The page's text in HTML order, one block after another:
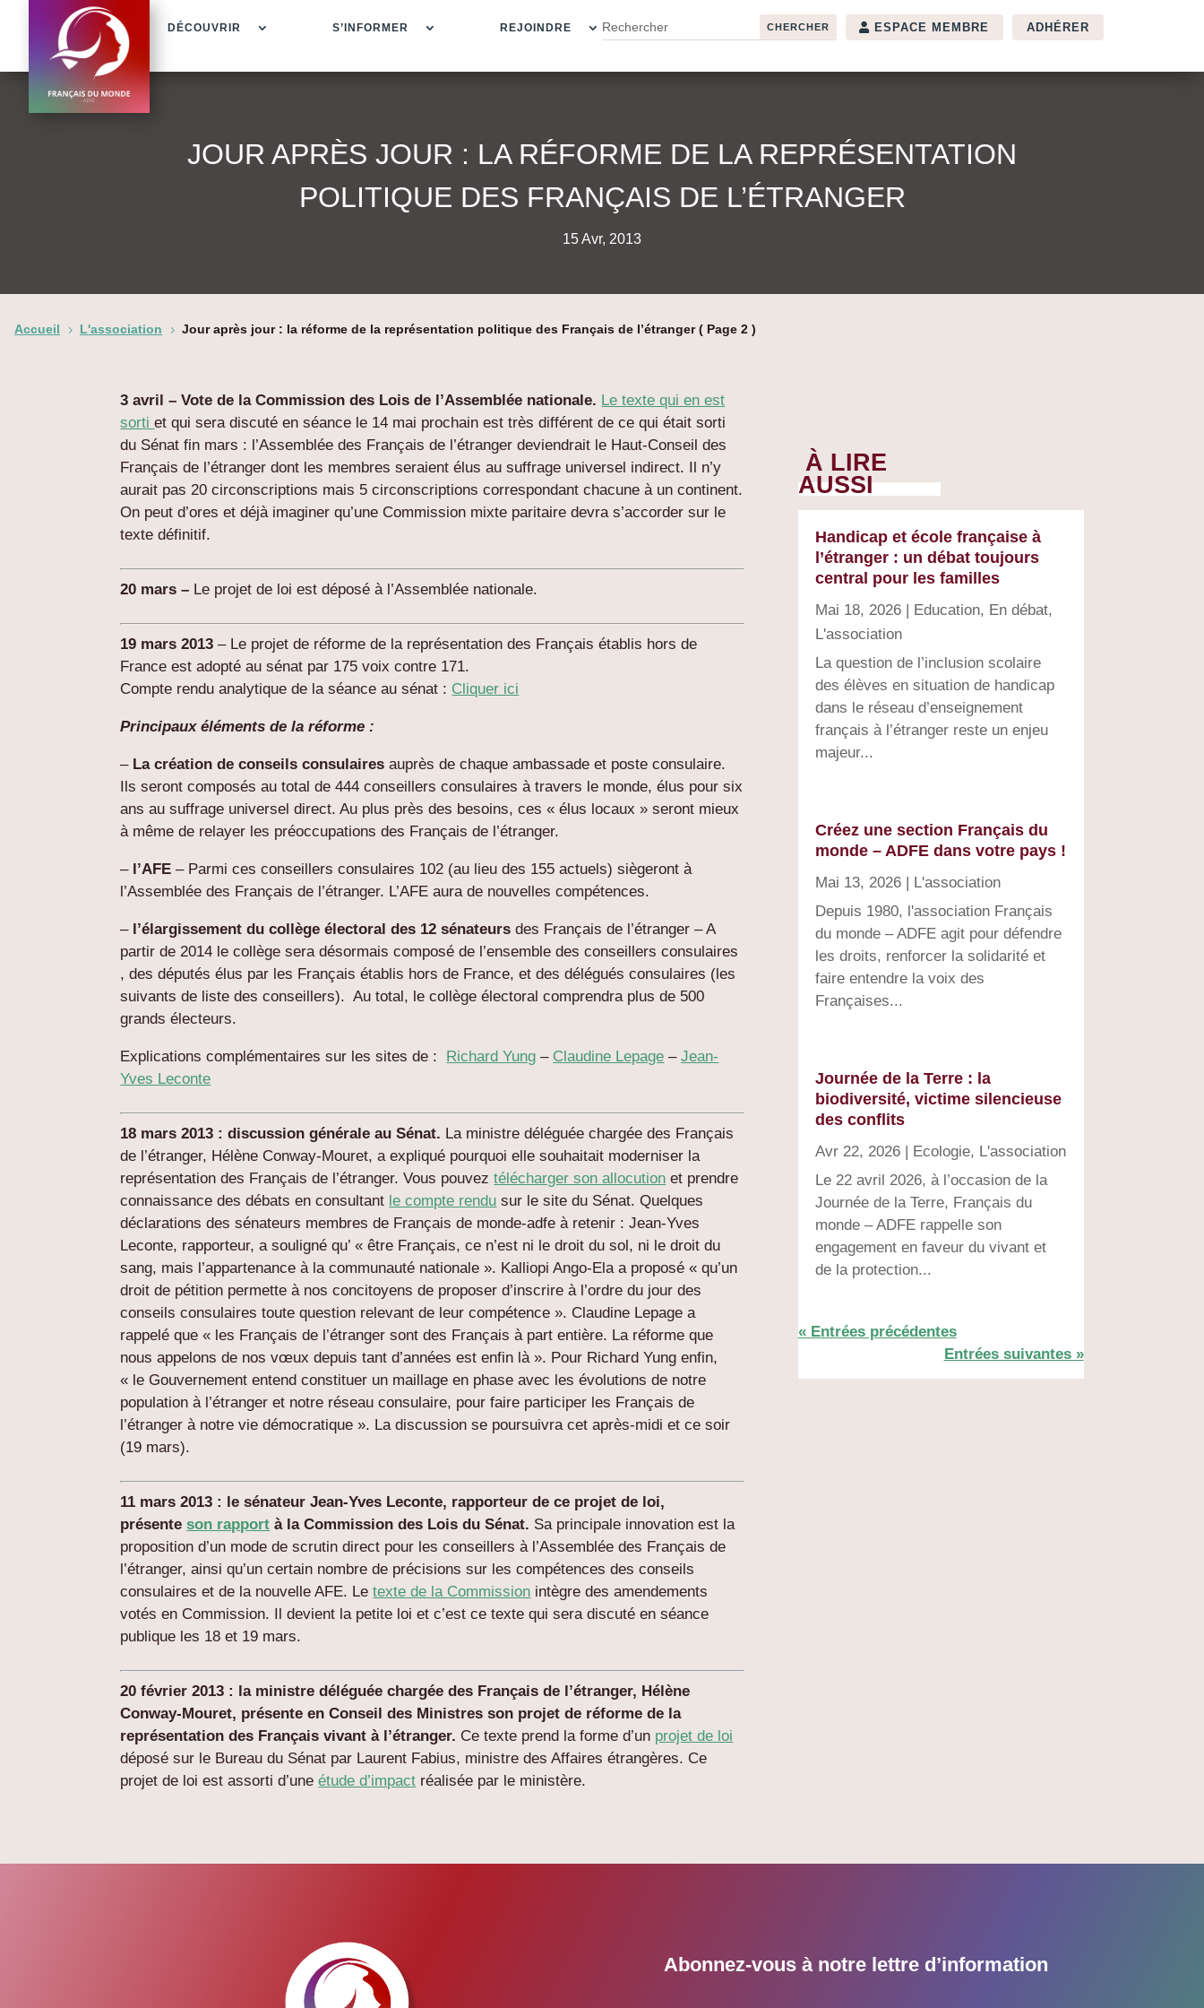
DÉCOUVRIR S’INFORMER REJOINDRE ESPACE MEMBRE ADHÉRER
JOUR APRÈS JOUR : LA RÉFORME DE LA REPRÉSENTATION
POLITIQUE DES FRANÇAIS DE L’ÉTRANGER
15 Avr, 2013
Accueil 5 L'association 5 Jour après jour : la réforme de la représentation politique des Français de l’étranger( Page 2 )
3 avril – Vote de la Commission des Lois de l’Assemblée nationale. Le texte qui en est
sortiet qui sera discuté en séance le 14 mai prochain est très différent de ce qui était sorti
du Sénat fin mars : l’Assemblée des Français de l’étranger deviendrait le Haut-Conseil des
Français de l’étranger dont les membres seraient élus au suffrage universel indirect. Il n’y
aurait pas 20 circonscriptions mais 5 circonscriptions correspondant chacune à un continent.
On peut d’ores et déjà imaginer qu’une Commission mixte paritaire devra s’accorder sur le
texte définitif.
20 mars – Le projet de loi est déposé à l’Assemblée nationale.
19 mars 2013 – Le projet de réforme de la représentation des Français établis hors de
France est adopté au sénat par 175 voix contre 171.
Compte rendu analytique de la séance au sénat : Cliquer ici
Principaux éléments de la réforme :
–La création de conseils consulaires auprès de chaque ambassade et poste consulaire.
Ils seront composés au total de 444 conseillers consulaires à travers le monde, élus pour six
ans au suffrage universel direct. Au plus près des besoins, ces « élus locaux » seront mieux
à même de relayer les préoccupations des Français de l’étranger.
–l’AFE – Parmi ces conseillers consulaires 102 (au lieu des 155 actuels) siègeront à
l’Assemblée des Français de l’étranger. L’AFE aura de nouvelles compétences.
–l’élargissement du collège électoral des 12 sénateurs des Français de l’étranger – A
partir de 2014 le collège sera désormais composé de l’ensemble des conseillers consulaires
, des députés élus par les Français établis hors de France, et des délégués consulaires (les
suivants de liste des conseillers). Au total, le collège électoral comprendra plus de 500
grands électeurs.
Explications complémentaires sur les sites de : Richard Yung – Claudine Lepage –Jean-
Yves Leconte
18 mars 2013 : discussion générale au Sénat. La ministre déléguée chargée des Français
de l’étranger, Hélène Conway-Mouret, a expliqué pourquoi elle souhaitait moderniser la
représentation des Français de l’étranger. Vous pouveztélécharger son allocution et prendre
connaissance des débats en consultant le compte rendu sur le site du Sénat. Quelques
déclarations des sénateurs membres de Français de monde-adfe à retenir : Jean-Yves
Leconte, rapporteur, a souligné qu’ « être Français, ce n’est ni le droit du sol, ni le droit du
sang, mais l’appartenance à la communauté nationale ». Kalliopi Ango-Ela a proposé « qu’un
droit de pétition permette à nos concitoyens de proposer d’inscrire à l’ordre du jour des
conseils consulaires toute question relevant de leur compétence ». Claudine Lepage a
rappelé que « les Français de l’étranger sont des Français à part entière. La réforme que
nous appelons de nos vœux depuis tant d’années est enfin là ». Pour Richard Yung enfin,
« le Gouvernement entend constituer un maillage en phase avec les évolutions de notre
population à l’étranger et notre réseau consulaire, pour faire participer les Français de
l’étranger à notre vie démocratique ». La discussion se poursuivra cet après-midi et ce soir
(19 mars).
11 mars 2013 : le sénateur Jean-Yves Leconte, rapporteur de ce projet de loi,
présenteson rapport à la Commission des Lois du Sénat. Sa principale innovation est la
proposition d’un mode de scrutin direct pour les conseillers à l’Assemblée des Français de
l’étranger, ainsi qu’un certain nombre de précisions sur les compétences des conseils
consulaires et de la nouvelle AFE. Letexte de la Commission intègre des amendements
votés en Commission. Il devient la petite loi et c’est ce texte qui sera discuté en séance
publique les 18 et 19 mars.
20 février 2013 : la ministre déléguée chargée des Français de l’étranger, Hélène
Conway-Mouret, présente en Conseil des Ministres son projet de réforme de la
représentation des Français vivant à l’étranger. Ce texte prend la forme d’un projet de loi
déposé sur le Bureau du Sénat par Laurent Fabius, ministre des Affaires étrangères. Ce
projet de loi est assorti d’uneétude d’impact réalisée par le ministère.
À LIRE
AUSSI
Handicap et école française à
l’étranger : un débat toujours
central pour les familles
Mai 18, 2026| Education, En débat,
L'association
La question de l’inclusion scolaire
des élèves en situation de handicap
dans le réseau d’enseignement
français à l’étranger reste un enjeu
majeur...
Créez une section Français du
monde – ADFE dans votre pays !
Mai 13, 2026| L'association
Depuis 1980, l'association Français
du monde – ADFE agit pour défendre
les droits, renforcer la solidarité et
faire entendre la voix des
Françaises...
Journée de la Terre : la
biodiversité, victime silencieuse
des conflits
Avr 22, 2026| Ecologie, L'association
Le 22 avril 2026, à l’occasion de la
Journée de la Terre, Français du
monde – ADFE rappelle son
engagement en faveur du vivant et
de la protection...
« Entrées précédentes
Entrées suivantes »
Abonnez-vous à notre lettre d’information